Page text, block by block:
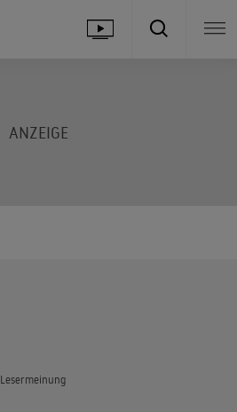
Lesermeinung